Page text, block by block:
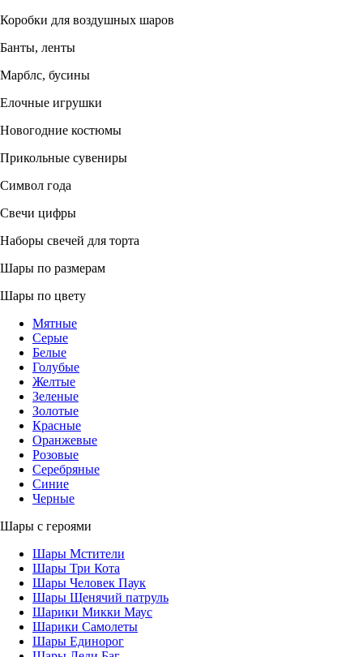
Коробки для воздушных шаров
Банты, ленты
Марблс, бусины
Елочные игрушки
Новогодние костюмы
Прикольные сувениры
Символ года
Свечи цифры
Наборы свечей для торта
Шары по размерам
Шары по цвету
Мятные
Серые
Белые
Голубые
Желтые
Зеленые
Золотые
Красные
Оранжевые
Розовые
Серебряные
Синие
Черные
Шары с героями
Шары Мстители
Шары Три Кота
Шары Человек Паук
Шары Щенячий патруль
Шарики Микки Маус
Шарики Самолеты
Шары Единорог